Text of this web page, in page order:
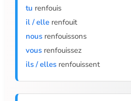
tu renfouis
il / elle renfouit
nous renfouissons
vous renfouissez
ils / elles renfouissent